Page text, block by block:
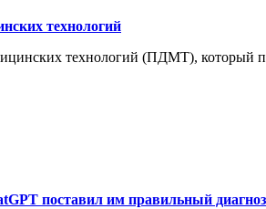
технологий
технологий (ПДМТ), который
поставил им правильный диагноз